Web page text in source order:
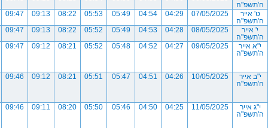
ה'תשפ"ה
ט' אייר
ה'תשפ"ה
07/05/2025
04:29
04:54
05:49
05:53
08:22
09:13
09:47
י' אייר
ה'תשפ"ה
08/05/2025
04:28
04:53
05:49
05:52
08:22
09:13
09:47
י"א אייר
ה'תשפ"ה
09/05/2025
04:27
04:52
05:48
05:52
08:21
09:12
09:47
י"ב אייר
ה'תשפ"ה
10/05/2025
04:26
04:51
05:47
05:51
08:21
09:12
09:46
י"ג אייר
ה'תשפ"ה
11/05/2025
04:25
04:50
05:46
05:50
08:20
09:11
09:46